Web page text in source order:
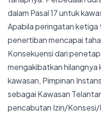
dalam Pasal 17 untuk
Apabila peringatan ketiga
penertiban mencapai
Konsekuensi dari
mengakibatkan
kawasan, Pimpinan
sebagai Kawasan
pencabutan Izin/Konsesi/